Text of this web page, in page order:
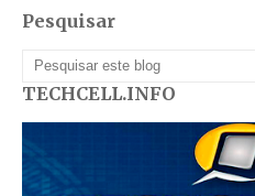
Pesquisar
TECHCELL.INFO